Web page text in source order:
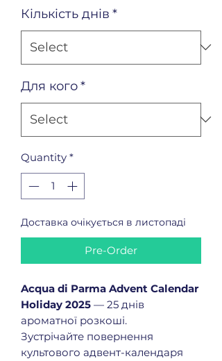
Кількість днів *
Для кого*
Quantity *
Доставка очікується в листопаді
Pre-Order
Acqua di Parma Advent Calendar
Holiday 2025 — 25 днів
ароматної розкоші.
Зустрічайте повернення
культового адвент-календаря